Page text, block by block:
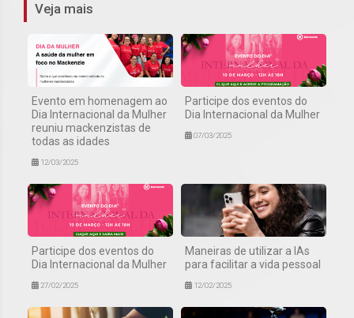
Veja mais
Evento em homenagem ao
Dia Internacional da Mulher
reuniu mackenzistas de
todas as idades
12/03/2025
Participe dos eventos do
Dia Internacional da Mulher
07/03/2025
Participe dos eventos do
Dia Internacional da Mulher
27/02/2025
Maneiras de utilizar a IAs
para facilitar a vida pessoal
12/02/2025